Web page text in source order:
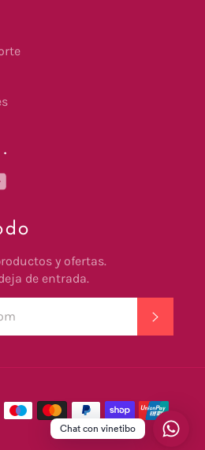
y ofertas.
de entrada.
Chat con vinetibo